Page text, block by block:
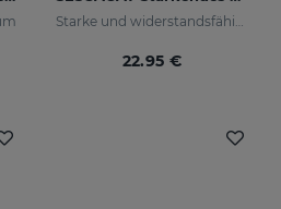
Starke und widerstandsfähige Nägel
22.95 €